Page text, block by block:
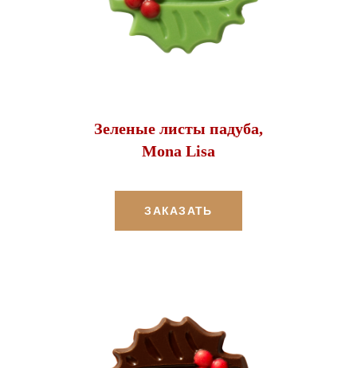
Зеленые листы падуба,
Mona Lisa
ЗАКАЗАТЬ